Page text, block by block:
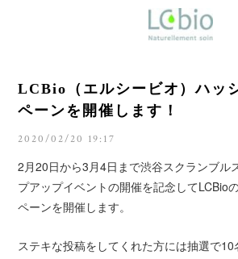
LCBio（エルシービオ）ハッ
ペーンを開催します！
2020/02/20 19:17
2月20日から3月4日まで渋谷スクランブル
プアップイベントの開催を記念してLCBio
ペーンを開催します。
ステキな投稿をしてくれた方には抽選で